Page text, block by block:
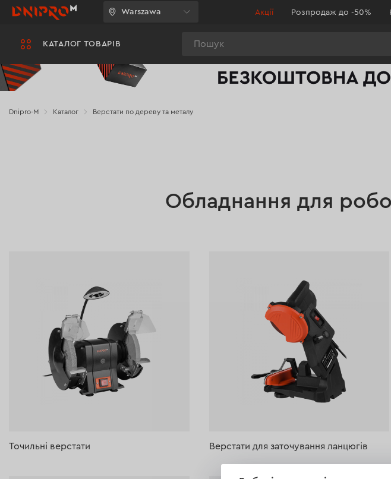
КАТАЛОГ ТОВАРІВ
Warszawa Акції Розпродаж до -50%
Dnipro-M Каталог Верстати по дереву та металу
металом
Обладнання для
Точильні верстати Верстати для заточування ланцюгів